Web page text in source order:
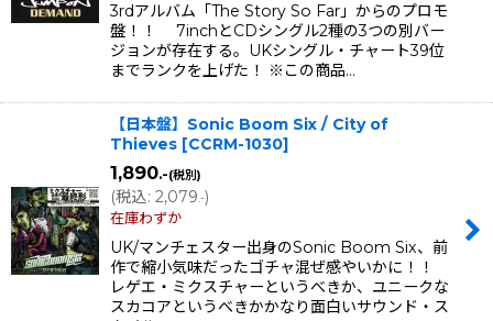
3rdアルバム「The Story So Far」からのプロモ
盤！！ 7inchとCDシングル2種の3つの別バー
ジョンが存在する。UKシングル・チャート39位
までランクを上げた！ ※この商品…
【日本盤】Sonic Boom Six / City of
Thieves [CCRM-1030]
1,890.-(税別)
(税込: 2,079.-)
在庫わずか
UK/マンチェスター出身のSonic Boom Six、前
作で縮小気味だったゴチャ混ぜ感やいかに！！
レゲエ・ミクスチャーというべきか、ユニークな
スカコアというべきかかなり面白いサウンド・ス